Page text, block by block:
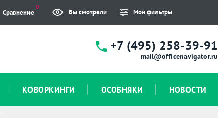
Сравнение
0
Вы смотрели Мои фильтры
+7 (495) 258-39-91
mail@officenavigator.ru
КОВОРКИНГИ ОСОБНЯКИ НОВОСТИ